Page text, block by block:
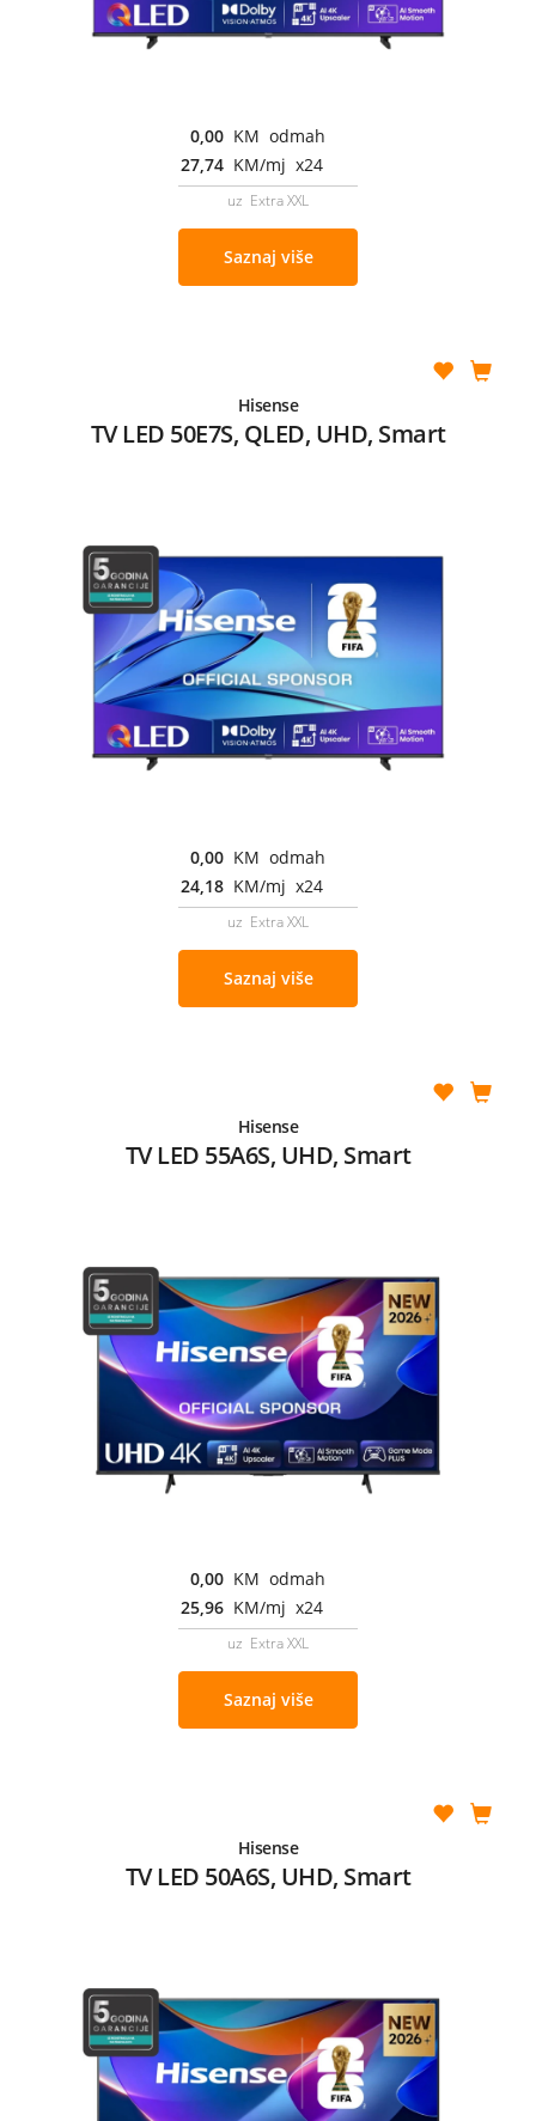
0,00 KM odmah
27,74 KM/mj x24
uz Extra XXL
Saznaj više
Hisense
TV LED 50E7S, QLED, UHD, Smart
0,00 KM odmah
24,18 KM/mj x24
uz Extra XXL
Saznaj više
Hisense
TV LED 55A6S, UHD, Smart
0,00 KM odmah
25,96 KM/mj x24
uz Extra XXL
Saznaj više
Hisense
TV LED 50A6S, UHD, Smart